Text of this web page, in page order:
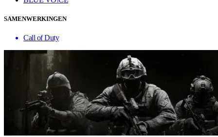
SAMENWERKINGEN
Call of Duty